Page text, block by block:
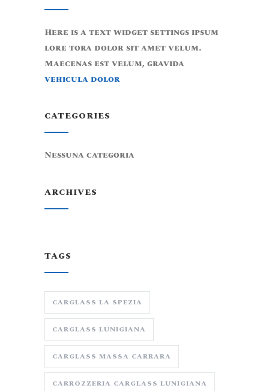
Here is a text widget settings ipsum
lore tora dolor sit amet velum.
Maecenas est velum, gravida
vehicula dolor
CATEGORIES
Nessuna categoria
ARCHIVES
TAGS
CARGLASS LA SPEZIA
CARGLASS LUNIGIANA
CARGLASS MASSA CARRARA
CARROZZERIA CARGLASS LUNIGIANA